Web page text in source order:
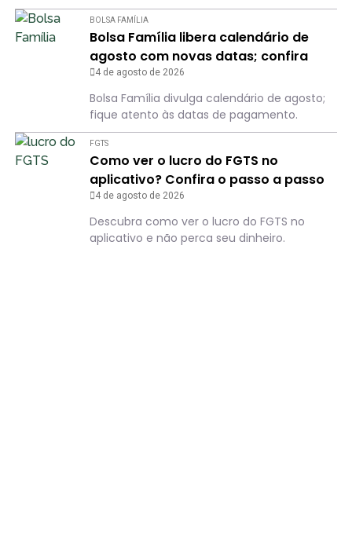
BOLSA FAMÍLIA
Bolsa Família libera calendário de
agosto com novas datas; confira
para não perder o dia
4 de agosto de 2026
Bolsa Família divulga calendário de agosto;
fique atento às datas de pagamento.
FGTS
Como ver o lucro do FGTS no
aplicativo? Confira o passo a passo
4 de agosto de 2026
Descubra como ver o lucro do FGTS no
aplicativo e não perca seu dinheiro.